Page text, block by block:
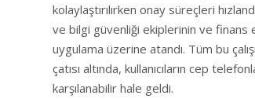
kolaylaştırılırken onay süreçleri
ve bilgi güvenliği ekiplerinin ve
uygulama üzerine atandı. Tüm bu
çatısı altında, kullanıcıların cep
karşılanabilir hale geldi.